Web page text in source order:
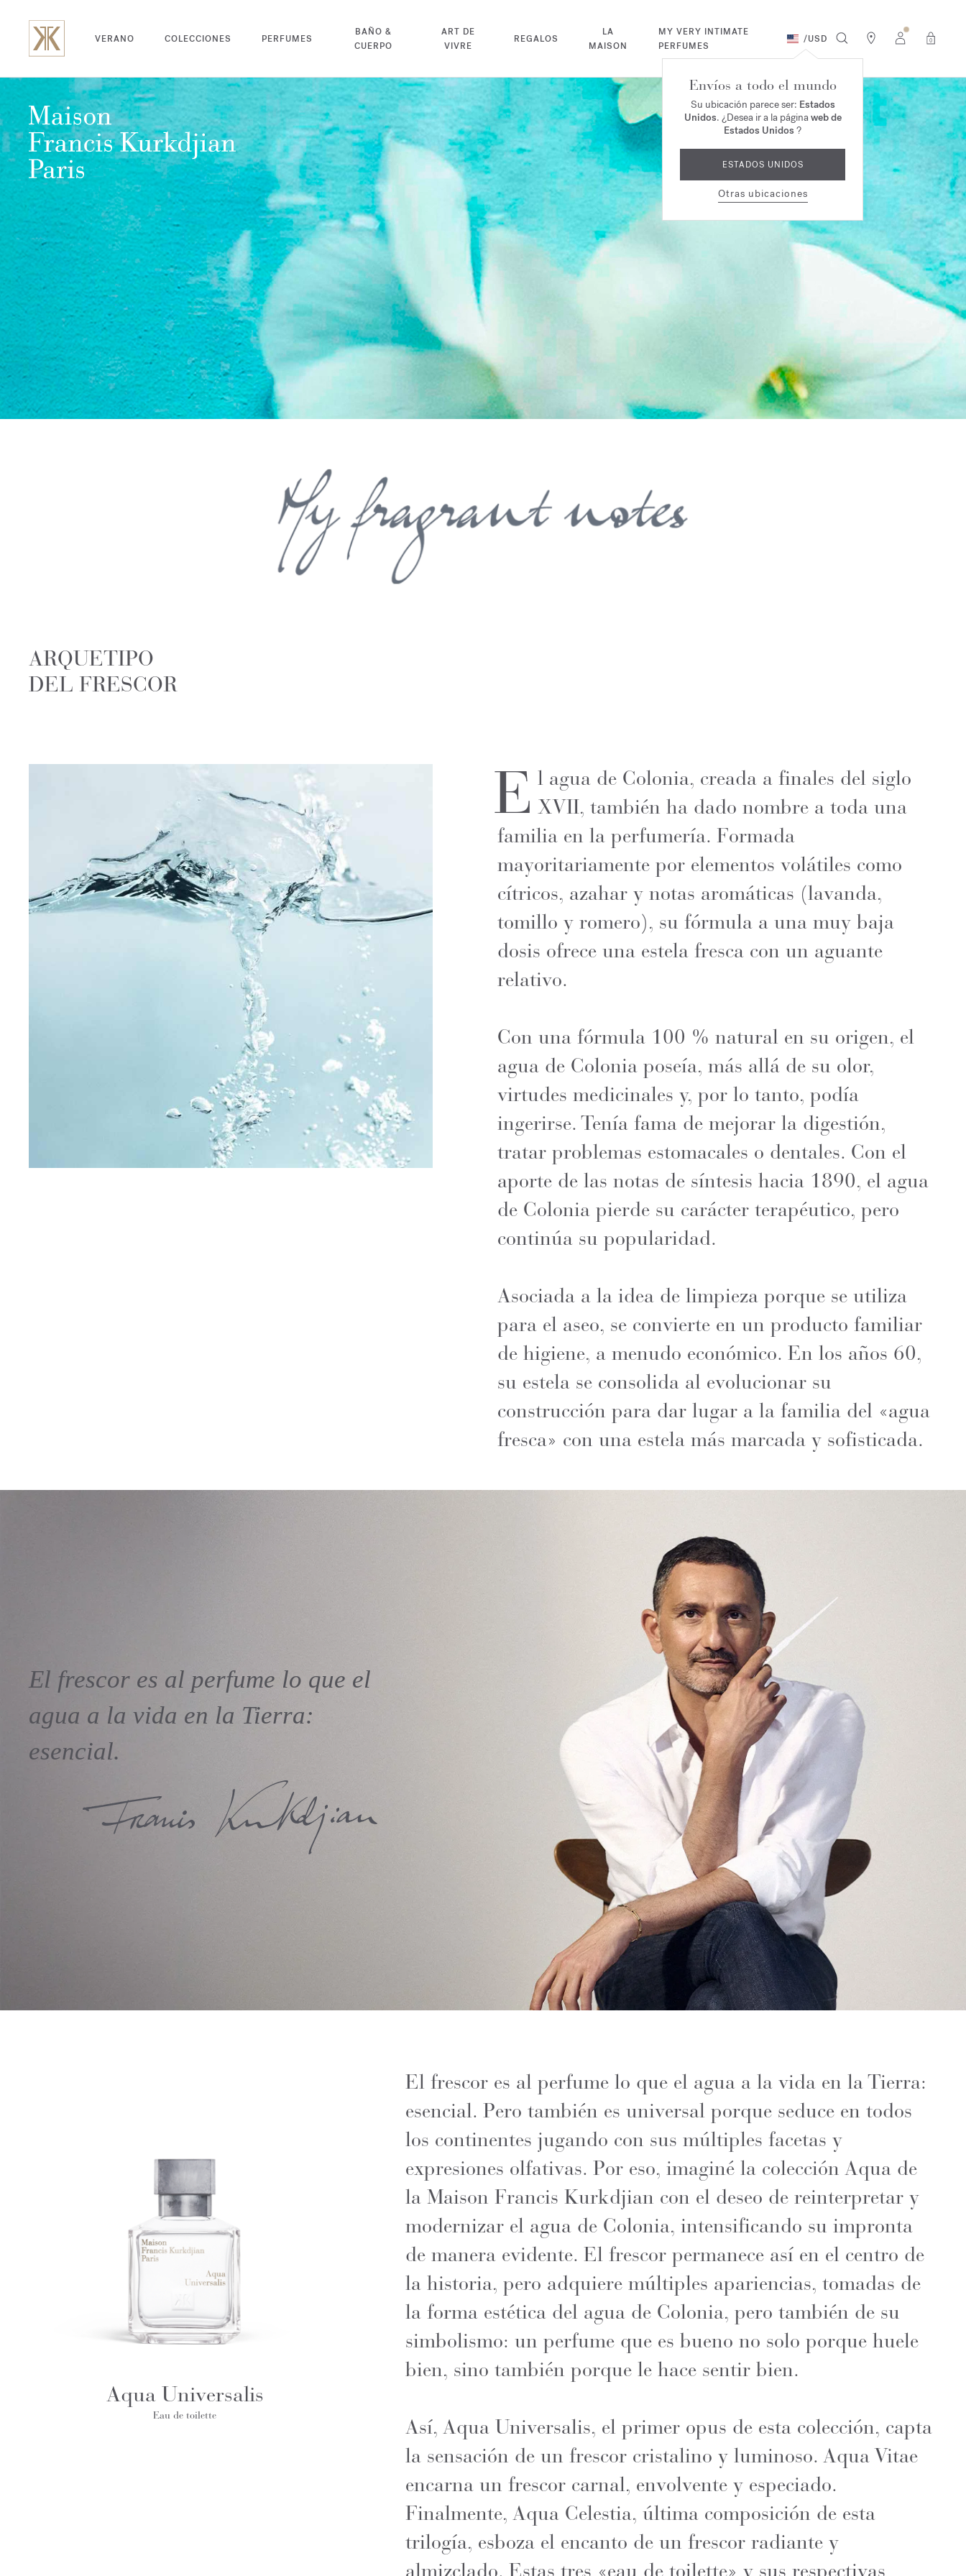
VERANO COLECCIONES PERFUMES
BAÑO &
CUERPO
ART DE
VIVRE
REGALOS
LA
MAISON
MY VERY INTIMATE
PERFUMES
/USD 0
Envíos a todo el mundo
Su ubicación parece ser: Estados
Unidos. ¿Desea ir a la páginaweb de
Estados Unidos ?
ESTADOS UNIDOS
Otras ubicaciones
ARQUETIPO
DEL FRESCOR
E l agua de Colonia, creada a finales del siglo
XVII, también ha dado nombre a toda una
familia en la perfumería. Formada
mayoritariamente por elementos volátiles como
cítricos, azahar y notas aromáticas (lavanda,
tomillo y romero), su fórmula a una muy baja
dosis ofrece una estela fresca con un aguante
relativo.
Con una fórmula 100 % natural en su origen, el
agua de Colonia poseía, más allá de su olor,
virtudes medicinales y, por lo tanto, podía
ingerirse. Tenía fama de mejorar la digestión,
tratar problemas estomacales o dentales. Con el
aporte de las notas de síntesis hacia 1890, el agua
de Colonia pierde su carácter terapéutico, pero
continúa su popularidad.
Asociada a la idea de limpieza porque se utiliza
para el aseo, se convierte en un producto familiar
de higiene, a menudo económico. En los años 60,
su estela se consolida al evolucionar su
construcción para dar lugar a la familia del «agua
fresca» con una estela más marcada y sofisticada.
El frescor es al perfume lo que el
agua a la vida en la Tierra:
esencial.
Aqua Universalis
Eau de toilette
El frescor es al perfume lo que el agua a la vida en la Tierra:
esencial. Pero también es universal porque seduce en todos
los continentes jugando con sus múltiples facetas y
expresiones olfativas. Por eso, imaginé la colección Aqua de
la Maison Francis Kurkdjian con el deseo de reinterpretar y
modernizar el agua de Colonia, intensificando su impronta
de manera evidente. El frescor permanece así en el centro de
la historia, pero adquiere múltiples apariencias, tomadas de
la forma estética del agua de Colonia, pero también de su
simbolismo: un perfume que es bueno no solo porque huele
bien, sino también porque le hace sentir bien.
Así, Aqua Universalis, el primer opus de esta colección, capta
la sensación de un frescor cristalino y luminoso. Aqua Vitae
encarna un frescor carnal, envolvente y especiado.
Finalmente, Aqua Celestia, última composición de esta
trilogía, esboza el encanto de un frescor radiante y